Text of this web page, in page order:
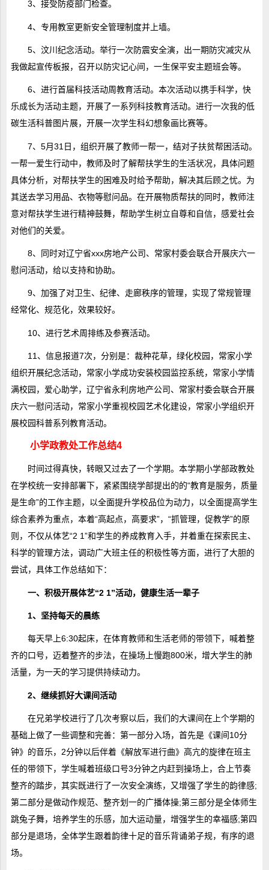
3、接受防疫部门检查。
4、专用教室更新安全管理制度并上墙。
5、汶川纪念活动。举行一次防震安全演，出一期防灾减灾从
我做起宣传板报，召开以防灾记心间，一生保平安主题班会等。
6、进行首届科技活动周教育活动。本次活动以携手科学，快
乐成长为活动主题，开展了一系列科技教育活动。进行一次我的低
碳生活科普图片展，开展一次学生科幻想象画比赛等。
7、5月31日，组织开展了教师一帮一，结对子扶贫帮困活动。
一帮一爱生行动中，教师及时了解帮扶学生的生活状况，具体问题
具体分析，对帮扶学生的困难及时给予帮助，解决其后顾之忧。为
其送去学习用品、衣物等慰问品。在开展物质帮扶的同时，教师注
意对帮扶学生进行精神鼓舞，帮助学生树立自尊和自信，感爱社会
对他们的关爱。
8、同时对辽宁省xxx房地产公司、常家村委会联合开展庆六一
慰问活动，给以支持和协助。
9、加强了对卫生、纪律、走廊秩序的管理，实现了常规管理
经常化、规范化，效果较好。
10、进行艺术周排练及参赛活动。
11、信息报道7次，分别是：裁种花草，绿化校园，常家小学
组织开展纪念活动，常家小学成功安装校园监控系统，常家小学情
满校园，爱心助学，辽宁省永利房地产公司、常家村委会联合开展
庆六一慰问活动，常家小学重视校园艺术化建设，常家小学组织开
展校园科普系列教育活动。
小学政教处工作总结4
时间过得真快，转眼又过去了一个学期。本学期小学部政教处
在学校统一安排部署下，紧紧围绕学部提出的的“教育是服务，质量
是生命”的工作主题，以全面提升学校品位为动力，以全面提高学生
综合素养为重点，本着“高起点，高要求”，“抓管理，促教学”的原
则，不仅从体艺“2 1”和学生的养成教育入手，并着重在探索民主、
科学的管理方法，调动广大班主任的积极性等方面，进行了大胆的
尝试，具体工作总结如下：
一、积极开展体艺“2 1”活动，健康生活一辈子
1、坚持每天的晨练
每天早上6:30起床，在体育教师和生活老师的带领下，喊着整
齐的口号，迈着整齐的步法，在操场上慢跑800米，增大学生的肺
活量，为一天的学习提供持续动力。
2、继续抓好大课间活动
在兄弟学校进行了几次考察以后，我们的大课间在上个学期的
基础上做了一些调整和完善：第一部分入场，首先是《课间10分
钟》的音乐，2分钟以后伴着《解放军进行曲》高亢的旋律在班主
任的带领下，学生喊着班级口号3分钟之内赶到操场上，合上节奏
整齐的踏步，其实既进行了一次安全演练，又增强了学生的韵律感;
第二部分是做动作规范、整齐划一的广播体操;第三部分是全体师生
跳兔子舞，培养学生的乐感，加大运动量，增强学生的幸福感;第四
部分是退场，全体学生跟着韵律十足的音乐背诵弟子规，有序的退
场。